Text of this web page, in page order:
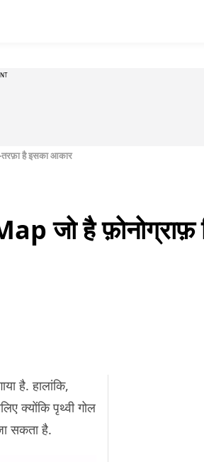
है इसका आकार
है फ़ोनोग्राफ़
है. हालांकि,
क्योंकि पृथ्वी गोल
सकता है.